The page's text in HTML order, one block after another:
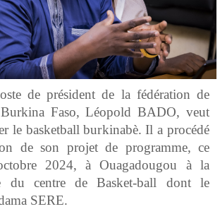
de président de la fédération de
Faso, Léopold BADO, veut
le basketball burkinabè. Il a procédé
de son projet de programme, ce
2024, à Ouagadougou à la
du centre de Basket-ball dont le
SERE.